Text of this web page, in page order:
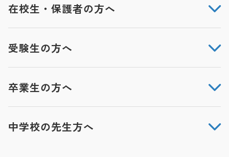
在校生・保護者の方へ
受験生の方へ
卒業生の方へ
中学校の先生方へ